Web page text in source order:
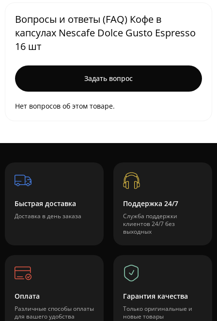
Вопросы и ответы (FAQ) Кофе в
капсулах Nescafe Dolce Gusto Espresso
16 шт
Задать вопрос
Нет вопросов об этом товаре.
Быстрая доставка
Доставка в день заказа
Поддержка 24/7
Служба поддержки
клиентов 24/7 без
выходных
Оплата
Различные способы оплаты
для вашего удобства
Гарантия качества
Только оригинальные и
новые товары